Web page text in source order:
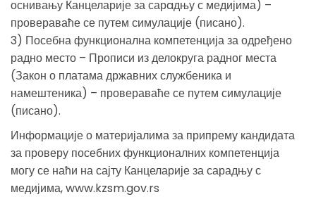
оснивању Канцеларије за сарaдњу с медијима) –
провераваће се путем симулације (писано).
3) Посебна функционална компетенција за одређено
радно место – Прописи из делокруга радног места
(Закон о платама државних службеника и
намештеника) – провераваће се путем симулације
(писано).
Информације о материјалима за припрему кандидата
за проверу посебних функционалних компетенција
могу се наћи на сајту Канцеларије за сарадњу с
медијима, www.kzsm.gov.rs